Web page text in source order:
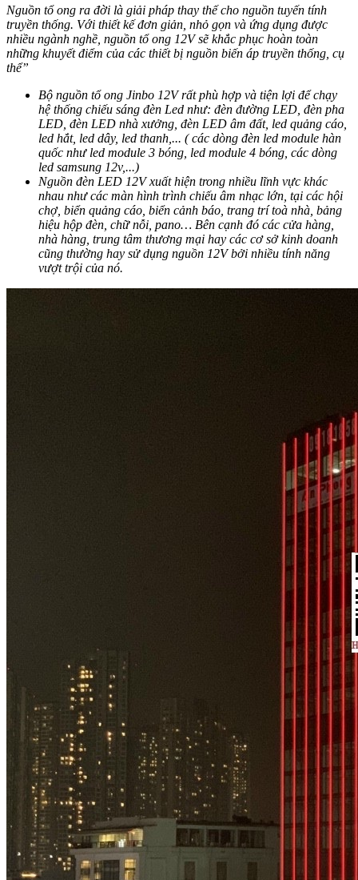
Nguồn tổ ong ra đời là giải pháp thay thế cho nguồn tuyến tính
truyền thống. Với thiết kế đơn giản, nhỏ gọn và ứng dụng được
nhiều ngành nghề, nguồn tổ ong 12V sẽ khắc phục hoàn toàn
những khuyết điểm của các thiết bị nguồn biến áp truyền thống, cụ
thể”
Bộ nguồn tổ ong Jinbo 12V rất phù hợp và tiện lợi để chạy
hệ thống chiếu sáng đèn Led như: đèn đường LED, đèn pha
LED, đèn LED nhà xưởng, đèn LED âm đất, led quảng cáo,
led hắt, led dây, led thanh,... ( các dòng đèn led module hàn
quốc như led module 3 bóng, led module 4 bóng, các dòng
led samsung 12v,...)
Nguồn đèn LED 12V xuất hiện trong nhiều lĩnh vực khác
nhau như các màn hình trình chiếu âm nhạc lớn, tại các hội
chợ, biển quảng cáo, biển cảnh báo, trang trí toà nhà, bảng
hiệu hộp đèn, chữ nỗi, pano… Bên cạnh đó các cửa hàng,
nhà hàng, trung tâm thương mại hay các cơ sở kinh doanh
cũng thường hay sử dụng nguồn 12V bởi nhiều tính năng
vượt trội của nó.